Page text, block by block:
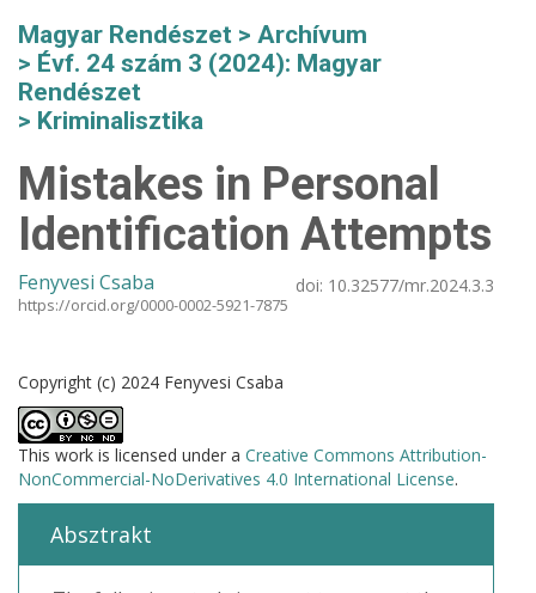
Magyar Rendészet
Archívum
Évf. 24 szám 3 (2024): Magyar
Rendészet
Kriminalisztika
Mistakes in Personal
Identification Attempts
Fenyvesi Csaba
https://orcid.org/0000-0002-5921-7875
doi: 10.32577/mr.2024.3.3
Copyright (c) 2024 Fenyvesi Csaba
This work is licensed under a Creative Commons Attribution-
NonCommercial-NoDerivatives 4.0 International License.
Absztrakt